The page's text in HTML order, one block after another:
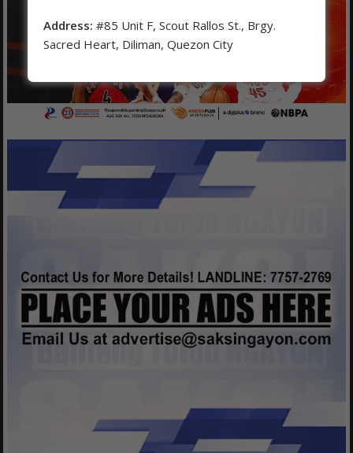
Address: #85 Unit F, Scout Rallos St., Brgy.
Sacred Heart, Diliman, Quezon City